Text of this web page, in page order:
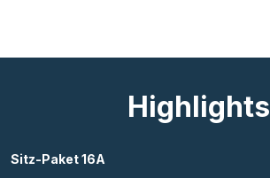
Highlights
Sitz-Paket 16A